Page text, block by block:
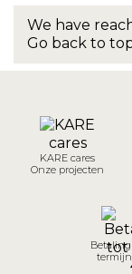
We have
Go back to
KARE cares
Onze projecten